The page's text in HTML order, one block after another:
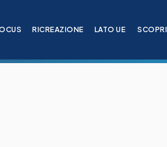
RICREAZIONE LATO UE SCOPRI